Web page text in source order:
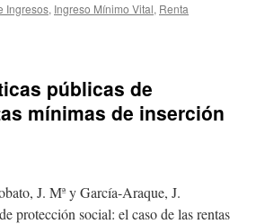
Ingresos, Ingreso Mínimo Vital, Renta
públicas de
mínimas de inserción
J. Mª y García-Araque, J.
protección social: el caso de las rentas